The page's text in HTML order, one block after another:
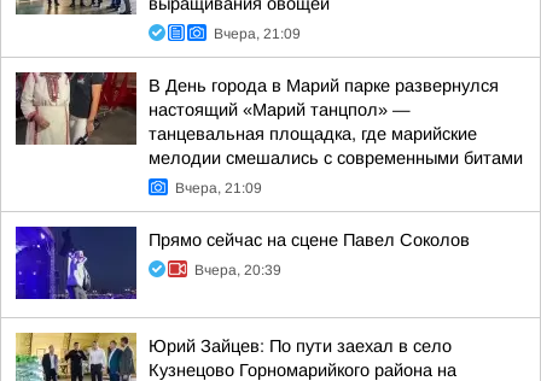
Вчера, 21:09
В День города в Марий парке развернулся
настоящий «Марий танцпол» —
танцевальная площадка, где марийские
мелодии смешались с современными битами
Вчера, 21:09
Прямо сейчас на сцене Павел Соколов
Вчера, 20:39
Юрий Зайцев: По пути заехал в село
Кузнецово Горномарийкого района на